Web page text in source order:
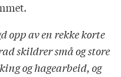
opp av en rekke korte
skildrer små og store
og hagearbeid, og